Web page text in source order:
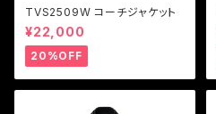
TVS2509W コーチジャケット
¥22,000
20%OFF